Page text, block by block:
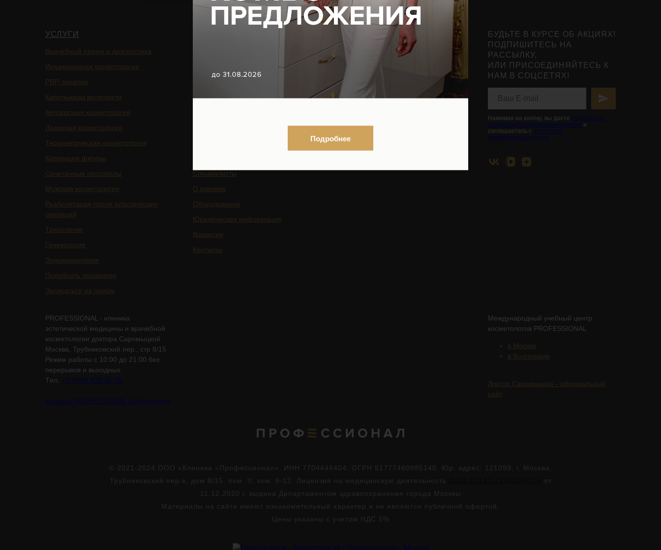
УСЛУГИ
Врачебный прием и диагностика
Инъекционная косметология
PRP-терапия
Капельницы молодости
Аппаратная косметология
Лазерная косметология
Терапевтическая косметология
Коррекция фигуры
Сочетанные протоколы
Мужская косметология
Реабилитация после пластических
операций
Трихология
Гинекология
Эндокринология
Подобрать процедуру
Записаться на приём
Услуги
Специалисты
О клинике
Оборудование
Юридическая информация
Вакансии
Контакты
ЮРИДИЧЕСКАЯ
ИНФОРМАЦИЯ
Нормативно-правовые документы
Контакты органов исполнительной
БУДЬТЕ В КУРСЕ ОБ АКЦИЯХ!
ПОДПИШИТЕСЬ НА
РАССЫЛКУ,
ИЛИ ПРИСОЕДИНЯЙТЕСЬ К
НАМ В СОЦСЕТЯХ!
Нажимая на кнопку, вы даете согласие на
обработку персональных данных и
соглашаетесь с политикой
конфиденциальности
PROFESSIONAL - клиника
эстетической медицины и врачебной
косметологии доктора Саромыцкой
Москва, Трубниковский пер., стр 8/15
Режим работы с 10:00 до 21:00 без
перерывов и выходных.
Tел. +7 (499) 938-45-75
Клиника PROFESSIONAL в Волгограде
Международный учебный центр
косметологов PROFESSIONAL
в Москве
в Волгограде
Доктор Саромыцкая - официальный
сайт
© 2021-2024 ООО «Клиника «Профессионал». ИНН 7704446404. ОГРН 51777460985140. Юр. адрес: 121099, г. Москва,
Трубниковский пер-к, дом 8/15, пом. II, ком. 8-12. Лицензия на медицинскую деятельность
от
11.12.2020 г. выдана Департаментом здравоохранения города Москвы
Материалы на сайте имеют ознакомительный характер и не являются публичной офертой.
Цены указаны с учетом НДС 5%
Подробнее